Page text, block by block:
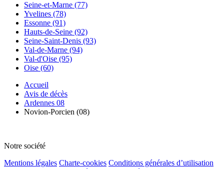
Seine-et-Marne (77)
Yvelines (78)
Essonne (91)
Hauts-de-Seine (92)
Seine-Saint-Denis (93)
Val-de-Marne (94)
Val-d'Oise (95)
Oise (60)
Accueil
Avis de décès
Ardennes 08
Novion-Porcien (08)
Notre société
Mentions légales Charte-cookies Conditions générales d’utilisation